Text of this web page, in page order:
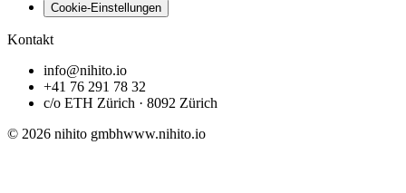
Cookie-Einstellungen
Kontakt
info@nihito.io
+41 76 291 78 32
c/o ETH Zürich · 8092 Zürich
© 2026 nihito gmbhwww.nihito.io